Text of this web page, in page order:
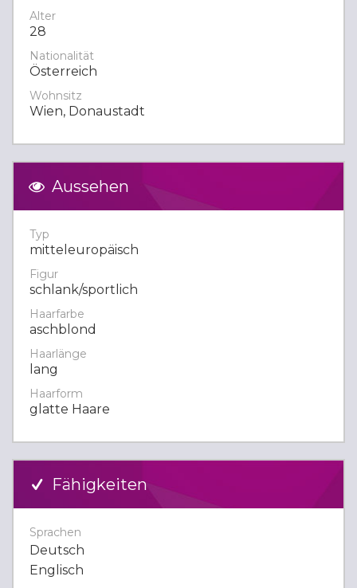
Alter
28
Nationalität
Österreich
Wohnsitz
Wien, Donaustadt
Aussehen
Typ
mitteleuropäisch
Figur
schlank/sportlich
Haarfarbe
aschblond
Haarlänge
lang
Haarform
glatte Haare
Fähigkeiten
Sprachen
Deutsch
Englisch